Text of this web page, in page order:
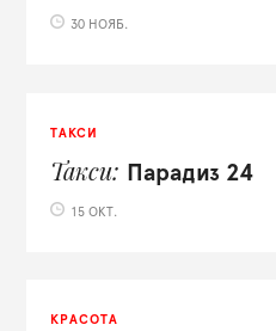
30 НОЯБ.
ТАКСИ
Такси Парадиз 24
15 ОКТ.
КРАСОТА